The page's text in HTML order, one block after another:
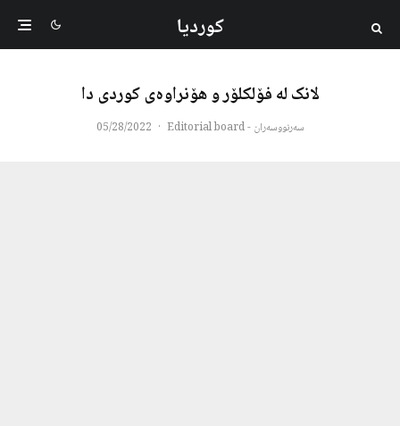
کوردیا
لانک لە فۆلکلۆر و هۆنراوەی کوردی دا
سەرنووسەران - Editorial board ·
05/28/2022